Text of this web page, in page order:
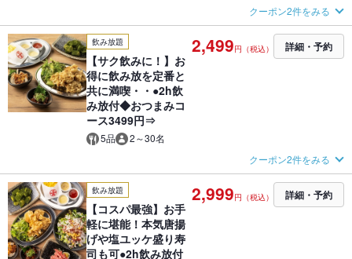
クーポン2件をみる
飲み放題
【サク飲みに！】お
得に飲み放を定番と
共に満喫・・●2h飲
み放付◆おつまみコ
ース3499円⇒
5品 2～30名
2,499円（税込） 詳細・予約
クーポン2件をみる
飲み放題
【コスパ最強】お手
軽に堪能！本気唐揚
げや塩ユッケ盛り寿
司も可●2h飲み放付
2,999円（税込） 詳細・予約